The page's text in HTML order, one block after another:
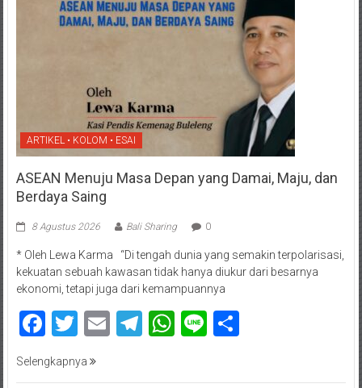
ARTIKEL • KOLOM • ESAI
ASEAN Menuju Masa Depan yang Damai, Maju, dan
Berdaya Saing
8 Agustus 2026 Bali Sharing 0
* Oleh Lewa Karma “Di tengah dunia yang semakin terpolarisasi,
kekuatan sebuah kawasan tidak hanya diukur dari besarnya
ekonomi, tetapi juga dari kemampuannya
Facebook
Twitter
EmailTelegram
WhatsApp
LineShare
Selengkapnya